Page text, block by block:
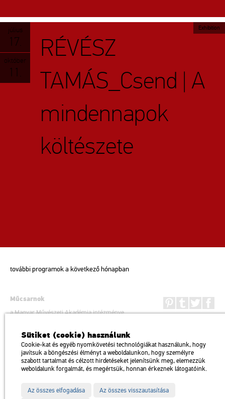
július
17.
október
11.
RÉVÉSZ
TAMÁS_Csend | A
mindennapok
költészete
Exhibition
további programok a következő hónapban
Műcsarnok
a Magyar Művészeti Akadémia intézménye
Megközelíthető: Millenniumi Földalatti Vasút – Hősök tere megálló
Trolibusz: 75, 79 / Autóbusz: 20, 30, 105
Impresszum Sitemap Adatvédelem
Sütiket (cookie) használunk
Cookie-kat és egyéb nyomkövetési technológiákat használunk, hogy
javítsuk a böngészési élményt a weboldalunkon, hogy személyre
szabott tartalmat és célzott hirdetéseket jelenítsünk meg, elemezzük
weboldalunk forgalmát, és megértsük, honnan érkeznek látogatóink.
Az összes elfogadása Az összes visszautasítása